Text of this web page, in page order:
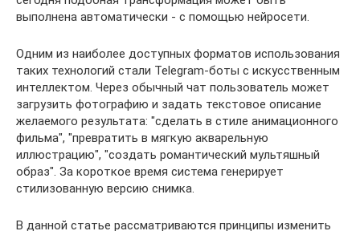
выполнена автоматически - с помощью нейросети.
Одним из наиболее доступных форматов использования
таких технологий стали Telegram-боты с искусственным
интеллектом. Через обычный чат пользователь может
загрузить фотографию и задать текстовое описание
желаемого результата: "сделать в стиле анимационного
фильма", "превратить в мягкую акварельную
иллюстрацию", "создать романтический мультяшный
образ". За короткое время система генерирует
стилизованную версию снимка.
В данной статье рассматриваются принципы изменить